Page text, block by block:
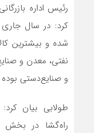
رئیس اداره
شده و بیشترین
نفتی، معدن و
و صنایع‌دستی
طولابی بیان
راه‌گشا در بخش